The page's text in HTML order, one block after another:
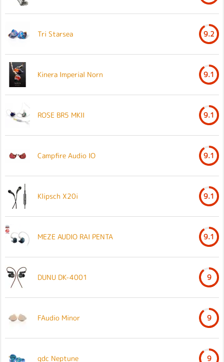
Tri Starsea 9.2
Kinera Imperial Norn 9.1
ROSE BR5 MKII 9.1
Campfire Audio IO 9.1
Klipsch X20i 9.1
MEZE AUDIO RAI PENTA 9.1
DUNU DK-4001 9
FAudio Minor 9
qdc Neptune 9